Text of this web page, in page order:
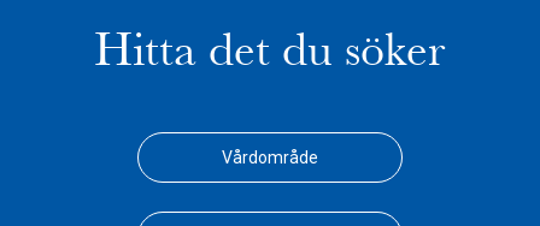
Hitta det du söker
Vårdområde